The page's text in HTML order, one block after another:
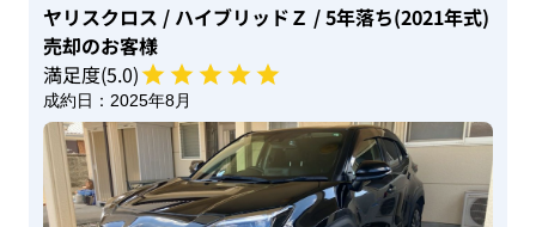
ヤリスクロス / ハイブリッドＺ / 5年落ち(2021年式)
売却のお客様
満足度(5.0)
成約日： 2025年8月